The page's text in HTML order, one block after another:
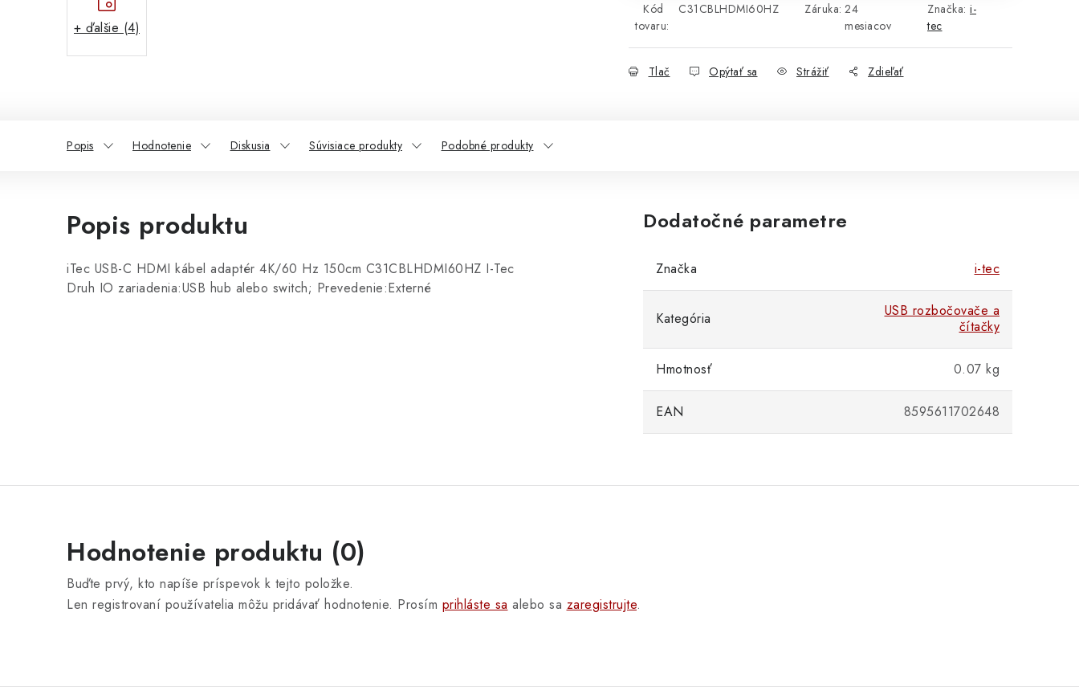
+ ďalšie (4)
Kód
tovaru:
C31CBLHDMI60HZ Záruka: 24
mesiacov
Značka:i-
tec
Tlač Opýtať sa Strážiť Zdieľať
Popis Hodnotenie Diskusia Súvisiace produkty Podobné produkty
Popis produktu
iTec USB-C HDMI kábel adaptér 4K/60 Hz 150cm C31CBLHDMI60HZ I-Tec
Druh IO zariadenia:USB hub alebo switch; Prevedenie:Externé
Dodatočné parametre
Značka i-tec
Kategória
USB rozbočovače a
čítačky
Hmotnosť 0.07 kg
EAN 8595611702648
Hodnotenie produktu (0)
Buďte prvý, kto napíše príspevok k tejto položke.
Len registrovaní používatelia môžu pridávať hodnotenie. Prosím prihláste sa alebo sa zaregistrujte.